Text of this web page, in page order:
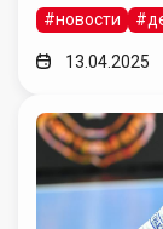
#новости
13.04.2025